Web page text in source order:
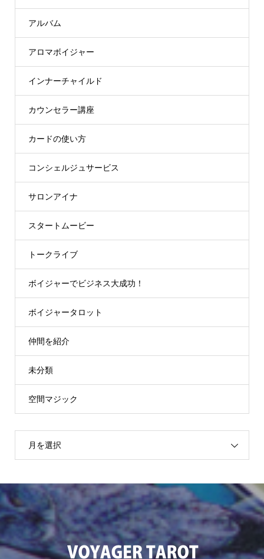
アルバム
アロマボイジャー
インナーチャイルド
カウンセラー講座
カードの使い方
コンシェルジュサービス
サロンアイナ
スタートムービー
トークライブ
ボイジャーでビジネス大成功！
ボイジャータロット
仲間を紹介
未分類
空間マジック
月を選択